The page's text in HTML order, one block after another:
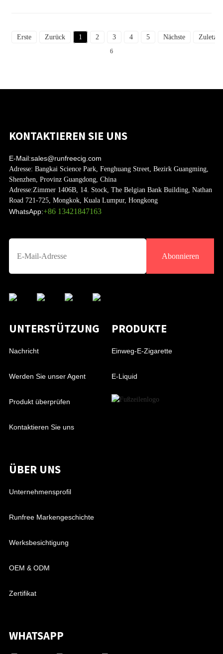
Erste Zurück 1 2 3 4 5 Nächste Zuletzt
6
KONTAKTIEREN SIE UNS
E-Mail:sales@runfreecig.com
Adresse: Bangkai Science Park, Fenghuang Street, Bezirk Guangming,
Shenzhen, Provinz Guangdong, China
Adresse:Zimmer 1406B, 14. Stock, The Belgian Bank Building, Nathan
Road 721-725, Mongkok, Kuala Lumpur, Hongkong
WhatsApp:+86 13421847163
Abonnieren
UNTERSTÜTZUNG
Nachricht
Werden Sie unser Agent
Produkt überprüfen
Kontaktieren Sie uns
PRODUKTE
Einweg-E-Zigarette
E-Liquid
ÜBER UNS
Unternehmensprofil
Runfree Markengeschichte
Werksbesichtigung
OEM & ODM
Zertifikat
WHATSAPP